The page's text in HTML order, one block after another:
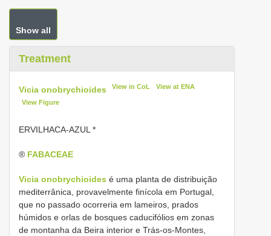
Show all
Treatment
Vicia onobrychioides View in CoL View at ENA
View Figure
ERVILHACA-AZUL *
® FABACEAE
Vicia onobrychioides é uma planta de distribuição
mediterrânica, provavelmente finícola em Portugal,
que no passado ocorreria em lameiros, prados
húmidos e orlas de bosques caducifólios em zonas
de montanha da Beira interior e Trás-os-Montes,